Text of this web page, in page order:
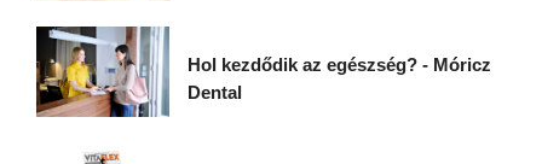
Hol kezdődik az egészség? - Móricz
Dental